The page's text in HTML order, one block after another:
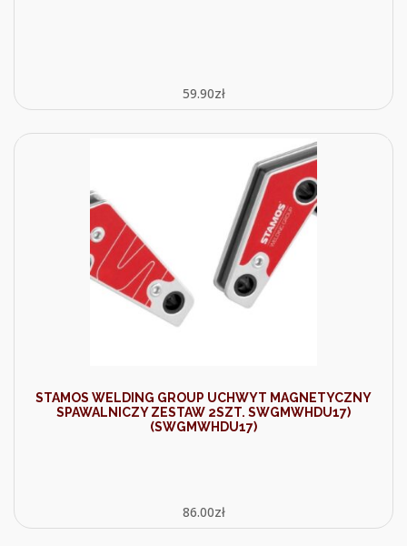
59.90zł
STAMOS WELDING GROUP UCHWYT MAGNETYCZNY
SPAWALNICZY ZESTAW 2SZT. SWGMWHDU17)
(SWGMWHDU17)
86.00zł